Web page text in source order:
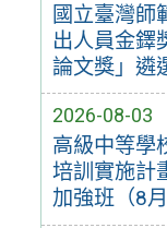
國立臺灣師
出人員金鐸
論文獎」遴
2026-08-03
高級中等學
培訓實施計
加強班（8月